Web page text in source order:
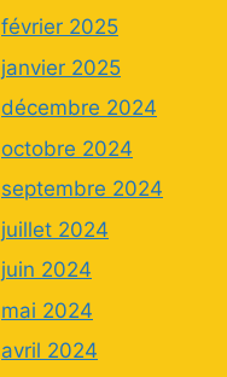
février 2025
janvier 2025
décembre 2024
octobre 2024
septembre 2024
juillet 2024
juin 2024
mai 2024
avril 2024